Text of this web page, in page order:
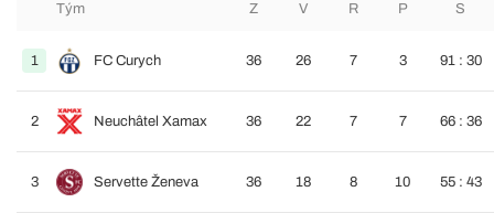
Tým Z V R P S
1 FC Curych 36 26 7 3 91 : 30
2 Neuchâtel Xamax 36 22 7 7 66 : 36
3 Servette Ženeva 36 18 8 10 55 : 43